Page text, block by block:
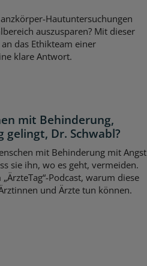
Hautuntersuchungen
auszusparen? Mit dieser
das Ethikteam einer
klare Antwort.
mit Behinderung,
Dr. Schwabl?
mit Behinderung mit Angst
sie ihn, wo es geht, vermeiden.
Podcast, warum diese
und Ärzte tun können.